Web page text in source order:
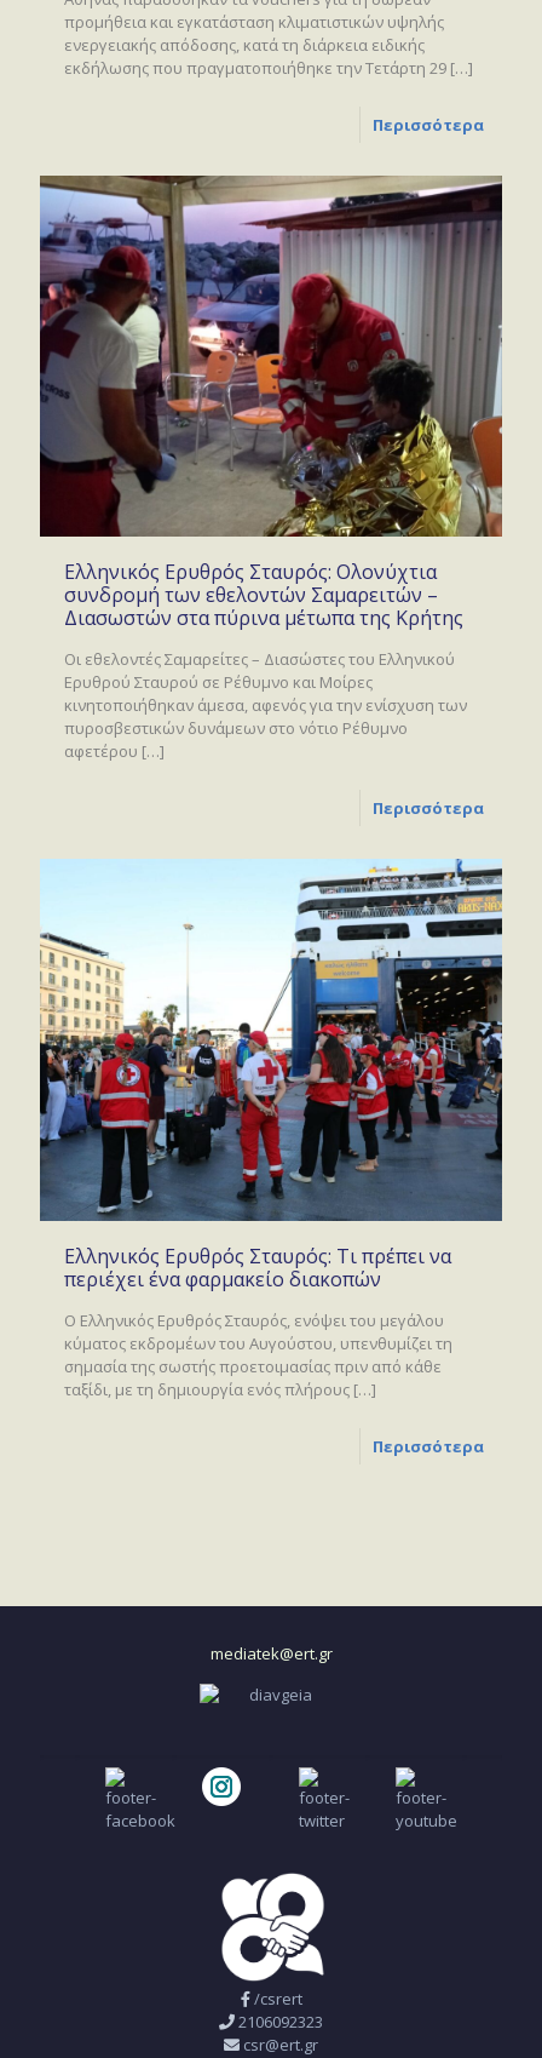
προμήθεια και εγκατάσταση κλιματιστικών υψηλής
ενεργειακής απόδοσης, κατά τη διάρκεια ειδικής
εκδήλωσης που πραγματοποιήθηκε την Τετάρτη 29 […]
Περισσότερα
Ελληνικός Ερυθρός Σταυρός: Ολονύχτια
συνδρομή των εθελοντών Σαμαρειτών –
Διασωστών στα πύρινα μέτωπα της Κρήτης
Οι εθελοντές Σαμαρείτες – Διασώστες του Ελληνικού
Ερυθρού Σταυρού σε Ρέθυμνο και Μοίρες
κινητοποιήθηκαν άμεσα, αφενός για την ενίσχυση των
πυροσβεστικών δυνάμεων στο νότιο Ρέθυμνο
αφετέρου […]
Περισσότερα
Ελληνικός Ερυθρός Σταυρός: Τι πρέπει να
περιέχει ένα φαρμακείο διακοπών
Ο Ελληνικός Ερυθρός Σταυρός, ενόψει του μεγάλου
κύματος εκδρομέων του Αυγούστου, υπενθυμίζει τη
σημασία της σωστής προετοιμασίας πριν από κάθε
ταξίδι, με τη δημιουργία ενός πλήρους […]
Περισσότερα
mediatek@ert.gr
/csrert
2106092323
csr@ert.gr